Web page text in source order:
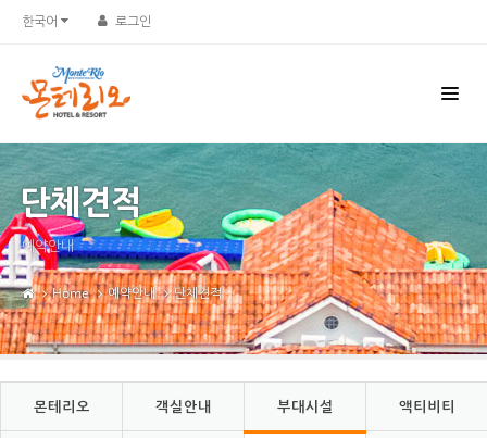
한국어 로그인
단체견적
예약안내
Home 예약안내 단체견적
몬테리오 객실안내 부대시설 액티비티
Sketchbook5, 스케치북5